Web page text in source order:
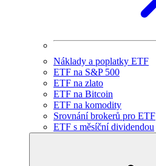
Náklady a poplatky ETF
ETF na S&P 500
ETF na zlato
ETF na Bitcoin
ETF na komodity
Srovnání brokerů pro ETF
ETF s měsíční dividendou